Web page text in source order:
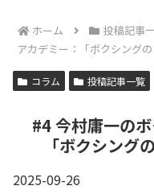
ホーム 投稿記事
アカデミー：「ボクシング
コラム 投稿記事一覧
#4 今村庸一の
「ボクシング
2025-09-26